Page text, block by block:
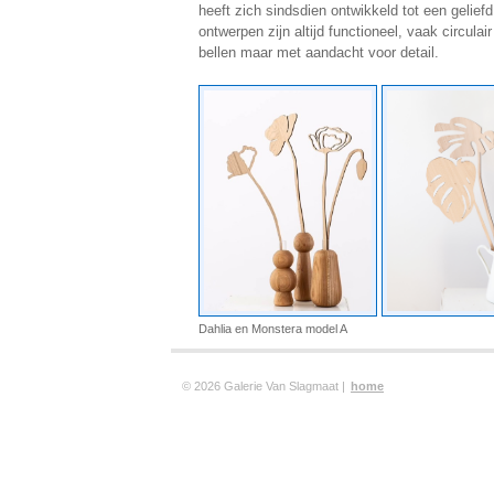
heeft zich sindsdien ontwikkeld tot een
ontwerpen zijn altijd functioneel, vaak
bellen maar met aandacht voor detail.
Dahlia en Monstera model A
© 2026 Galerie Van Slagmaat | home